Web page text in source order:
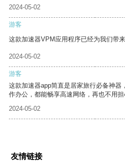
2024-05-02
游客
这款加速器VPM应用程序已经为我们带
2024-05-02
游客
这款加速器app简直是居家旅行必备神器
作办公，都能畅享高速网络，再也不用担
2024-05-02
友情链接